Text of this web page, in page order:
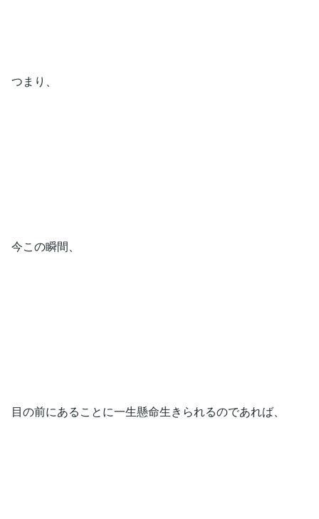
つまり、
今この瞬間、
目の前にあることに一生懸命生きられるのであれば、